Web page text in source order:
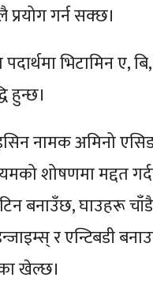
गर्न सक्छ।
भिटामिन ए,
हुन्छ।
नामक अमिनो
शोषणमा मद्दत
बनाउँछ, घाउहरू
र एन्टिबडी
खेल्छ।